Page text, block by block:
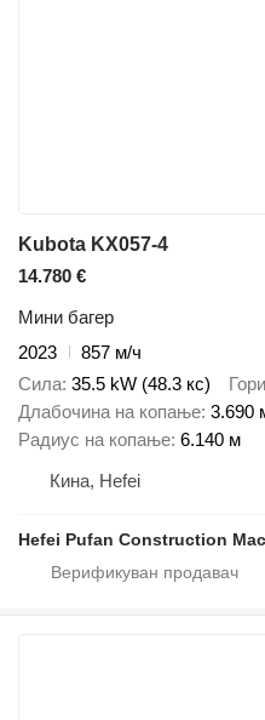
Kubota KX057-4
14.780 €
Мини багер
2023
857 м/ч
Сила 35.5 kW (48.3 кс)
Длабочина на копање 3.690
Радиус на копање 6.140 м
Кина, Hefei